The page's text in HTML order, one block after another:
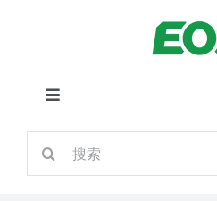
切
换
导
航
首页